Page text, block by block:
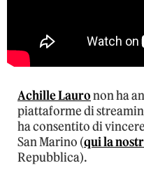
Achille Lauronon ha
piattaforme di
ha consentito di
San Marino (qui la
Repubblica).